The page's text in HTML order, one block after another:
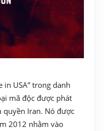
in USA” trong danh
mã độc được phát
quyền Iran. Nó được
2012 nhằm vào